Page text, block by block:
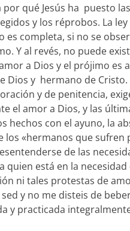
qué Jesús ha puesto
y los réprobos. La
completa, si no se
Y al revés, no puede
a Dios y el prójimo
Dios y hermano de
y de penitencia,
el amor a Dios, y las
hechos con el ayuno, la
«hermanos que sufren
de las
quien está en la
ni tales protestas de
y no me disteis de
y practicada